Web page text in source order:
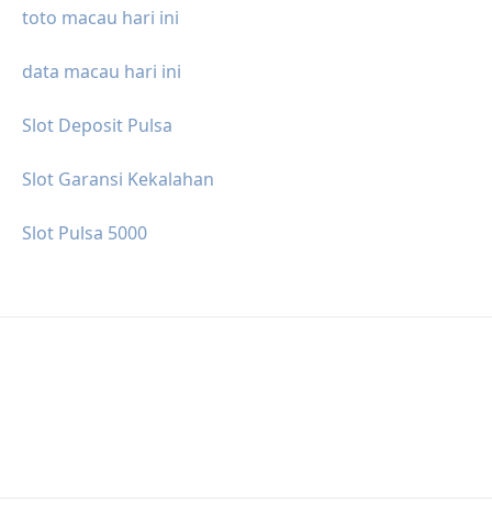
toto macau hari ini
data macau hari ini
Slot Deposit Pulsa
Slot Garansi Kekalahan
Slot Pulsa 5000